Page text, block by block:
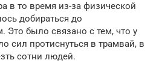
в то время из-за физической
добираться до
Это было связано с тем, что у
сил протиснуться в трамвай, в
сотни людей.